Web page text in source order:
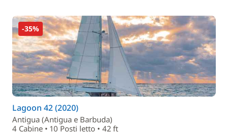
-35%
Lagoon 42 (2020)
Antigua (Antigua e Barbuda)
4 Cabine • 10 Posti letto • 42 ft